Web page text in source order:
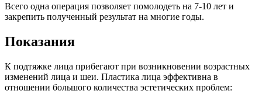
Всего одна операция позволяет помолодеть на 7-10 лет и
закрепить полученный результат на многие годы.
Показания
К подтяжке лица прибегают при возникновении возрастных
изменений лица и шеи. Пластика лица эффективна в
отношении большого количества эстетических проблем: